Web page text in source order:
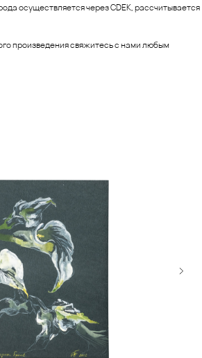
осуществляется через CDEK, рассчитывается
произведения свяжитесь с нами любым